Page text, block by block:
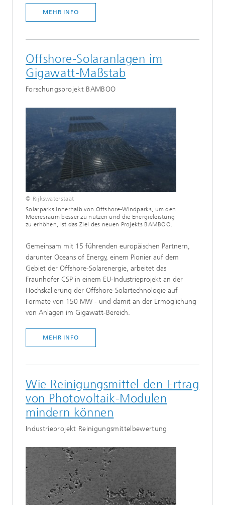
MEHR INFO
Offshore-Solaranlagen im
Gigawatt‑Maßstab
Forschungsprojekt BAMBOO
© Rijkswaterstaat
Solarparks innerhalb von Offshore-Windparks, um den
Meeresraum besser zu nutzen und die Energieleistung
zu erhöhen, ist das Ziel des neuen Projekts BAMBOO.
Gemeinsam mit 15 führenden europäischen Partnern,
darunter Oceans of Energy, einem Pionier auf dem
Gebiet der Offshore-Solarenergie, arbeitet das
Fraunhofer CSP in einem EU-Industrieprojekt an der
Hochskalierung der Offshore-Solartechnologie auf
Formate von 150 MW - und damit an der Ermöglichung
von Anlagen im Gigawatt-Bereich.
MEHR INFO
Wie Reinigungsmittel den Ertrag
von Photovoltaik-Modulen
mindern können
Industrieprojekt Reinigungsmittelbewertung